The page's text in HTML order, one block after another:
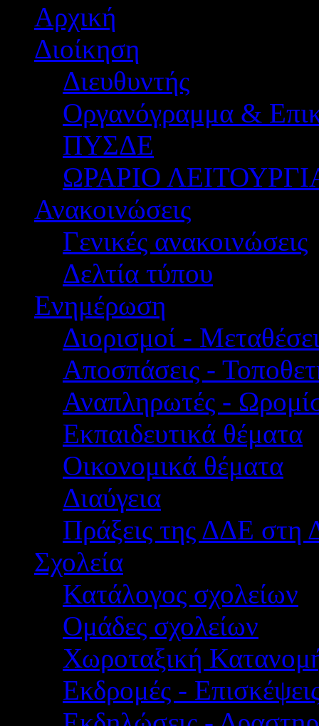
Αρχική
Διοίκηση
Διευθυντής
Οργανόγραμμα &
ΠΥΣΔΕ
ΩΡΑΡΙΟ
Ανακοινώσεις
Γενικές ανακοινώσεις
Δελτία τύπου
Ενημέρωση
Διορισμοί -
Αποσπάσεις -
Αναπληρωτές -
Εκπαιδευτικά θέματα
Οικονομικά θέματα
Διαύγεια
Πράξεις της ΔΔΕ στη
Σχολεία
Κατάλογος σχολείων
Ομάδες σχολείων
Χωροταξική
Εκδρομές -